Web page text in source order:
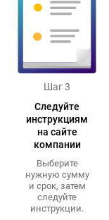
Шаг 3
Следуйте
инструкциям
на сайте
компании
Выберите
нужную сумму
и срок, затем
следуйте
инструкции.